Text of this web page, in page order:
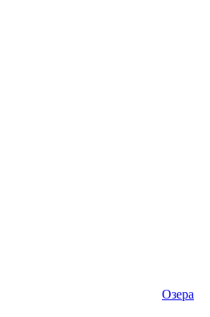
Озера